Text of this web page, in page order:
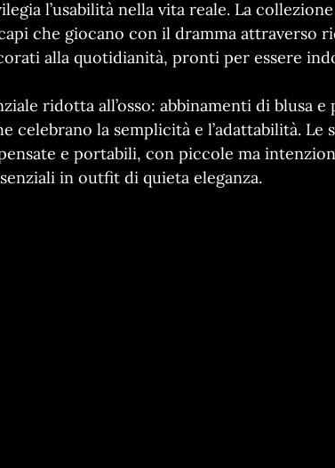
l’usabilità nella vita reale. La
che giocano con il dramma attraverso
alla quotidianità, pronti per essere
ridotta all’osso: abbinamenti di blusa e
celebrano la semplicità e l’adattabilità. Le
e portabili, con piccole ma
in outfit di quieta eleganza.